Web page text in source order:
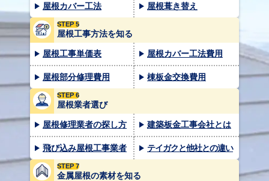
屋根カバー工法 屋根葺き替え
STEP 5
屋根工事方法を知る
屋根工事単価表 屋根カバー工法費用
屋根部分修理費用 棟板金交換費用
STEP 6
屋根業者選び
屋根修理業者の探し方 建築板金工事会社とは
飛び込み屋根工事業者 テイガクと他社との違い
STEP 7
金属屋根の素材を知る